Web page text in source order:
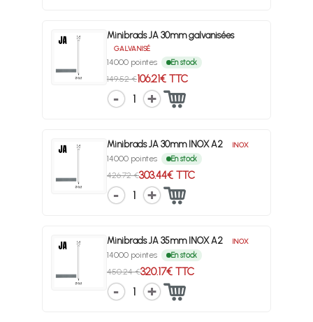
Minibrads JA 30mm galvanisées
GALVANISÉ
14000 pointes En stock
149.52 €106.21€ TTC
1
Minibrads JA 30mm INOX A2 INOX
14000 pointes En stock
426.72 €303.44€ TTC
1
Minibrads JA 35mm INOX A2 INOX
14000 pointes En stock
450.24 €320.17€ TTC
1